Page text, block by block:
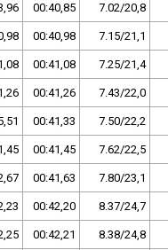
00:40,85 7.02/20,8
00:40,98 7.15/21,1
00:41,08 7.25/21,4
00:41,26 7.43/22,0
00:41,33 7.50/22,2
00:41,45 7.62/22,5
00:41,63 7.80/23,1
00:42,20 8.37/24,7
00:42,21 8.38/24,8